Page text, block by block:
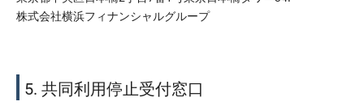
株式会社横浜フィナンシャルグループ
5. 共同利用停止受付窓口